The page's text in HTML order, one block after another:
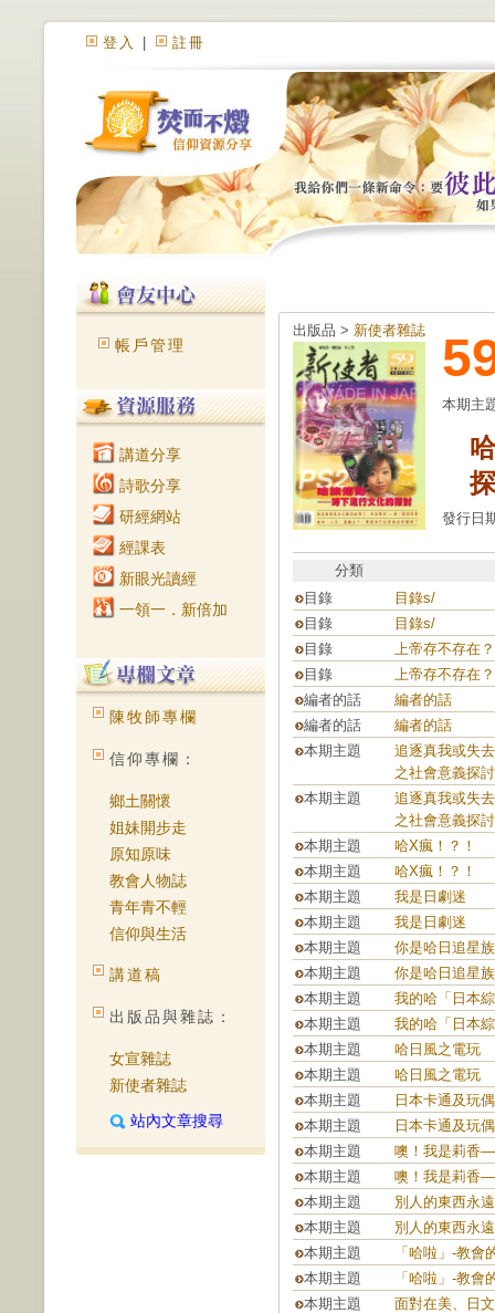
登入 註冊
帳戶管理
講道分享
詩歌分享
研經網站
經課表
新眼光讀經
一領一．新倍加
陳牧師專欄
信仰專欄：
鄉土關懷
姐妹開步走
原知原味
教會人物誌
青年青不輕
信仰與生活
講道稿
出版品與雜誌：
女宣雜誌
新使者雜誌
站內文章搜尋
出版品 > 新使者雜誌
本期主
發行日
分類
目錄
目錄s/
目錄
目錄s/
目錄
上帝存不存在？
目錄
上帝存不存在？
編者的話
編者的話
編者的話
編者的話
本期主題
追逐真我或失
之社會意義探討
本期主題
追逐真我或失
之社會意義探討
本期主題
哈X瘋！？！
本期主題
哈X瘋！？！
本期主題
我是日劇迷
本期主題
我是日劇迷
本期主題
你是哈日追星
本期主題
你是哈日追星
本期主題
我的哈「日本
本期主題
我的哈「日本
本期主題
哈日風之電玩
本期主題
哈日風之電玩
本期主題
日本卡通及玩
本期主題
日本卡通及玩
本期主題
噢！我是莉香
本期主題
噢！我是莉香
本期主題
別人的東西永
本期主題
別人的東西永
本期主題
「哈啦」-教會
本期主題
「哈啦」-教會
本期主題
面對在美、日